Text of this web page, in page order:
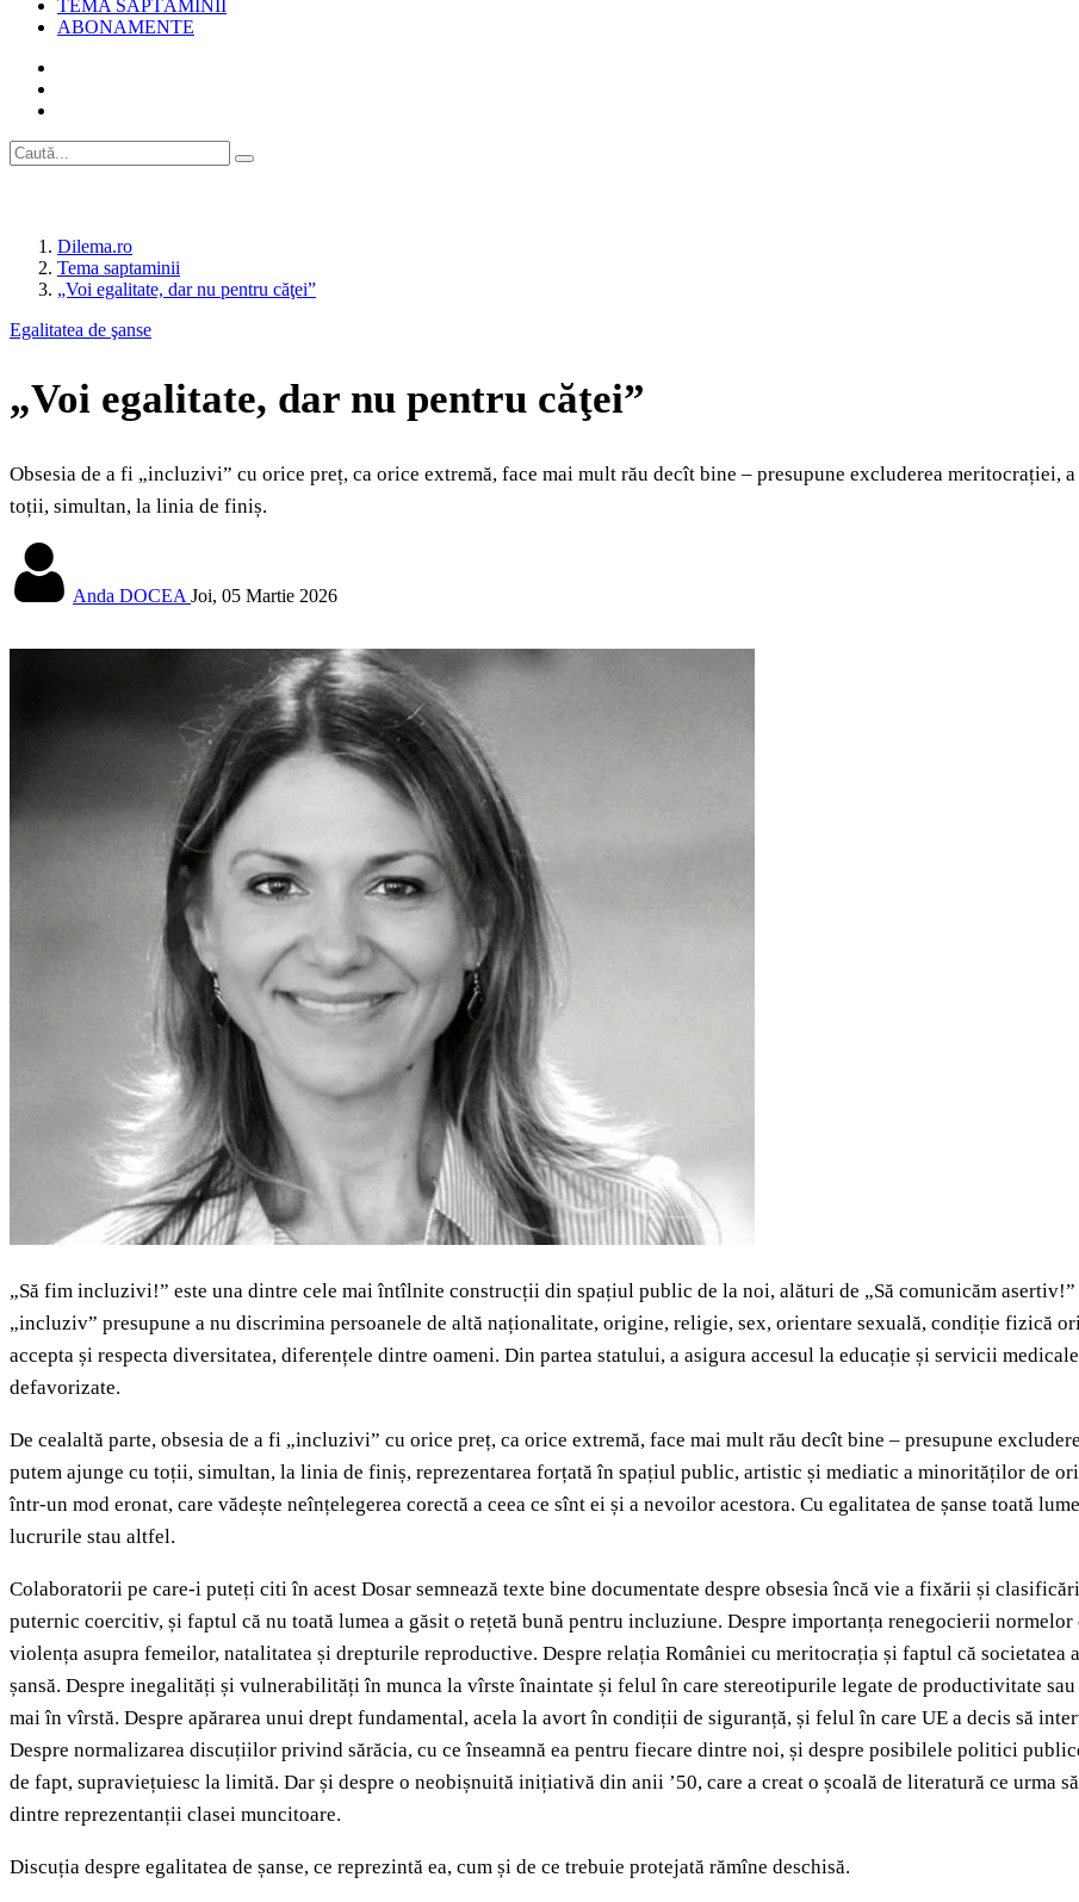
TEMA SĂPTĂMÎNII
ABONAMENTE
Dilema.ro
Tema saptaminii
„Voi egalitate, dar nu pentru căţei”
Egalitatea de şanse
„Voi egalitate, dar nu pentru căţei”
Obsesia de a fi „incluzivi” cu orice preț, ca orice extremă, face mai mult rău decît bine – presupune excluderea meritocrației,
toții, simultan, la linia de finiș.
Anda DOCEA Joi, 05 Martie 2026
„Să fim incluzivi!” este una dintre cele mai întîlnite construcții din spațiul public de la noi, alături de „Să comunicăm
„incluziv” presupune a nu discrimina persoanele de altă naționalitate, origine, religie, sex, orientare sexuală, condiție fizică
accepta și respecta diversitatea, diferențele dintre oameni. Din partea statului, a asigura accesul la educație și servicii
defavorizate.
De cealaltă parte, obsesia de a fi „incluzivi” cu orice preț, ca orice extremă, face mai mult rău decît bine – presupune
putem ajunge cu toții, simultan, la linia de finiș, reprezentarea forțată în spațiul public, artistic și mediatic a minorităților de
într-un mod eronat, care vădește neînțelegerea corectă a ceea ce sînt ei și a nevoilor acestora. Cu egalitatea de șanse toată
lucrurile stau altfel.
Colaboratorii pe care-i puteți citi în acest Dosar semnează texte bine documentate despre obsesia încă vie a fixării și
puternic coercitiv, și faptul că nu toată lumea a găsit o rețetă bună pentru incluziune. Despre importanța renegocierii
violența asupra femeilor, natalitatea și drepturile reproductive. Despre relația României cu meritocrația și faptul că
șansă. Despre inegalități și vulnerabilități în munca la vîrste înaintate și felul în care stereotipurile legate de productivitate
mai în vîrstă. Despre apărarea unui drept fundamental, acela la avort în condiții de siguranță, și felul în care UE a decis să
Despre normalizarea discuțiilor privind sărăcia, cu ce înseamnă ea pentru fiecare dintre noi, și despre posibilele politici
de fapt, supraviețuiesc la limită. Dar și despre o neobișnuită inițiativă din anii ’50, care a creat o școală de literatură ce urma
dintre reprezentanții clasei muncitoare.
Discuția despre egalitatea de șanse, ce reprezintă ea, cum și de ce trebuie protejată rămîne deschisă.